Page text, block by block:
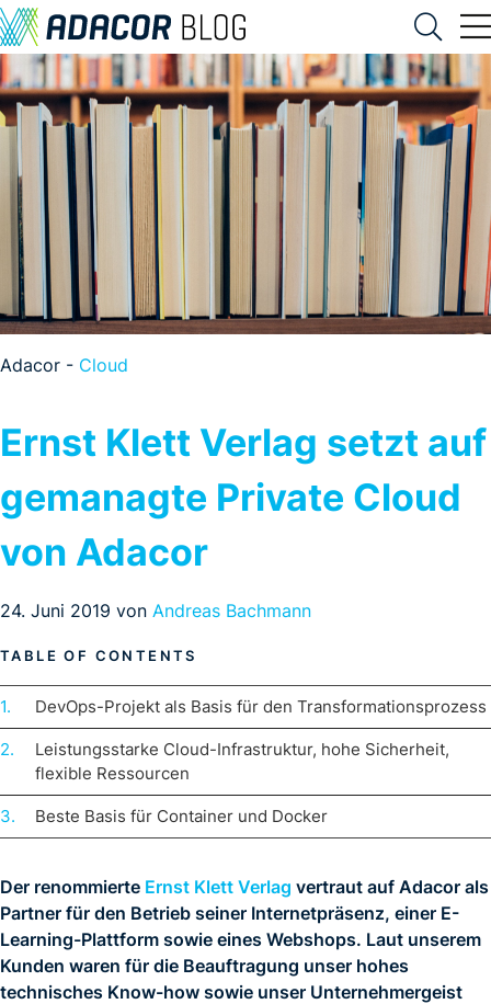
Adacor - Cloud
Ernst Klett Verlag setzt auf
gemanagte Private Cloud
von Adacor
24. Juni 2019 von Andreas Bachmann
DevOps-Projekt als Basis für den Transformationsprozess
Leistungsstarke Cloud-Infrastruktur, hohe Sicherheit,
flexible Ressourcen
Beste Basis für Container und Docker
Der renommierte Ernst Klett Verlag vertraut auf Adacor als
Partner für den Betrieb seiner Internetpräsenz, einer E-
Learning-Plattform sowie eines Webshops. Laut unserem
Kunden waren für die Beauftragung unser hohes
technisches Know-how sowie unser Unternehmergeist